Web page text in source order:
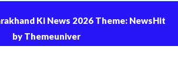
Ki News 2026 Theme: NewsHit
by Themeuniver